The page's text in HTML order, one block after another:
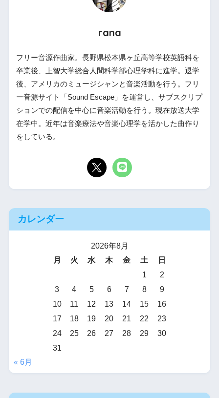
rana
フリー音源作曲家。長野県松本県ヶ丘高等学校英語科を
卒業後、上智大学総合人間科学部心理学科に進学。退学
後、アメリカのミュージシャンと音楽活動を行う。フリ
ー音源サイト「Sound Escape」を運営し、サブスクリプ
ションでの配信を中心に音楽活動を行う。現在放送大学
在学中。近年は音楽療法や音楽心理学を活かした曲作り
をしている。
カレンダー
2026年8月
月
火 水 木 金 土
日
1
2
3
4 5 6 7 8
9
10
11 12 13 14 15
16
17
18 19 20 21 22
23
24
25 26 27 28 29
30
31
« 6月